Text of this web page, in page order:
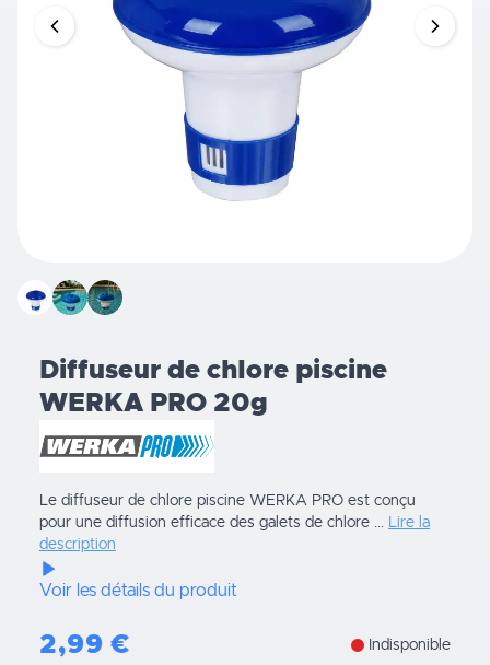
Diffuseur de chlore piscine
WERKA PRO 20g
Le diffuseur de chlore piscine WERKA PRO est conçu
pour une diffusion efficace des galets de chlore ... Lire la
description
Voir les détails du produit
2,99 € Indisponible